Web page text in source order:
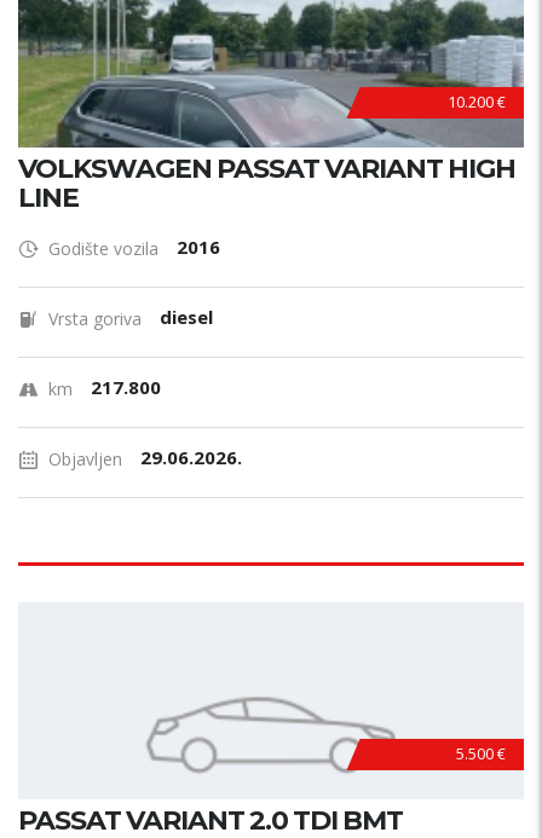
10.200 €
VOLKSWAGEN PASSAT VARIANT HIGH
LINE
Godište vozila 2016
Vrsta goriva diesel
km 217.800
Objavljen 29.06.2026.
5.500 €
PASSAT VARIANT 2.0 TDI BMT